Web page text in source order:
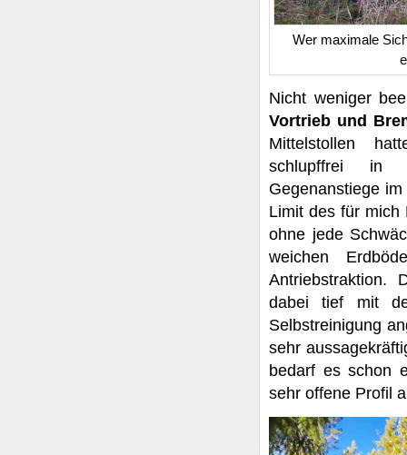
Wer maximale
Nicht weniger
Vortrieb und
Mittelstollen
schlupffrei in
Gegenanstiege
Limit des für mich
ohne jede
weichen
Antriebstraktion.
dabei tief mit
Selbstreinigung
sehr
bedarf es schon
sehr offene Profil